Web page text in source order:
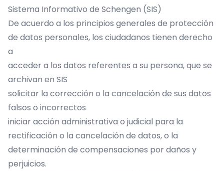
Sistema Informativo de Schengen (SIS)
De acuerdo a los principios generales de protección
de datos personales, los ciudadanos tienen derecho
a
acceder a los datos referentes a su persona, que se
archivan en SIS
solicitar la corrección o la cancelación de sus datos
falsos o incorrectos
iniciar acción administrativa o judicial para la
rectificación o la cancelación de datos, o la
determinación de compensaciones por daños y
perjuicios.